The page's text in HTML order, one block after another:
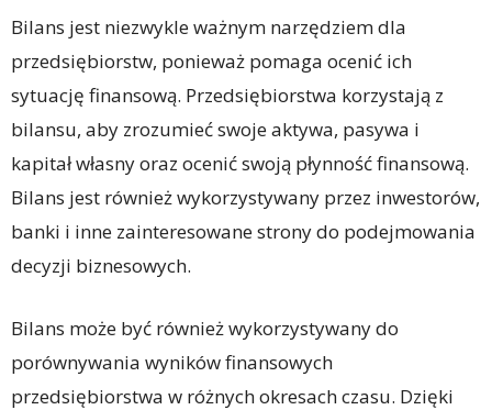
Bilans jest niezwykle ważnym narzędziem dla
przedsiębiorstw, ponieważ pomaga ocenić ich
sytuację finansową. Przedsiębiorstwa korzystają z
bilansu, aby zrozumieć swoje aktywa, pasywa i
kapitał własny oraz ocenić swoją płynność finansową.
Bilans jest również wykorzystywany przez inwestorów,
banki i inne zainteresowane strony do podejmowania
decyzji biznesowych.
Bilans może być również wykorzystywany do
porównywania wyników finansowych
przedsiębiorstwa w różnych okresach czasu. Dzięki